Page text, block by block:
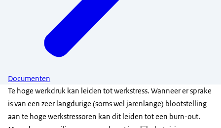
Documenten
Te hoge werkdruk kan leiden tot werkstress. Wanneer er sprake
is van een zeer langdurige (soms wel jarenlange) blootstelling
aan te hoge werkstressoren kan dit leiden tot een burn-out.